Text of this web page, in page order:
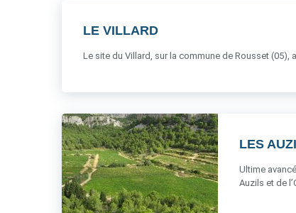
LE VILLARD
Le site du Villard, sur la commune de Rousset (05),
LES
Ultime
Auzils et de